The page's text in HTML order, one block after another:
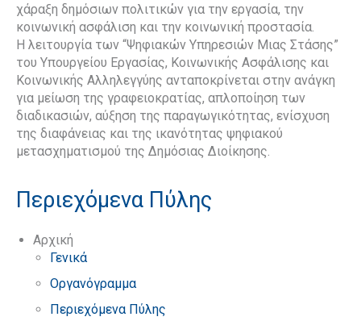
χάραξη δημόσιων πολιτικών για την εργασία, την
κοινωνική ασφάλιση και την κοινωνική προστασία.
Η λειτουργία των “Ψηφιακών Υπηρεσιών Μιας Στάσης”
του Υπουργείου Εργασίας, Κοινωνικής Ασφάλισης και
Κοινωνικής Αλληλεγγύης ανταποκρίνεται στην ανάγκη
για μείωση της γραφειοκρατίας, απλοποίηση των
διαδικασιών, αύξηση της παραγωγικότητας, ενίσχυση
της διαφάνειας και της ικανότητας ψηφιακού
μετασχηματισμού της Δημόσιας Διοίκησης.
Περιεχόμενα Πύλης
Αρχική
Γενικά
Οργανόγραμμα
Περιεχόμενα Πύλης